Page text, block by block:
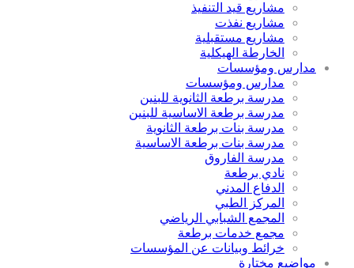
مشاريع قيد التنفيذ
مشاريع نفذت
مشاريع مستقبلية
الخارطة الهيكلية
مدارس ومؤسسات
مدارس ومؤسسات
مدرسة برطعة الثانوية للبنين
مدرسة برطعة الاساسية للبنين
مدرسة بنات برطعة الثانوية
مدرسة بنات برطعة الاساسية
مدرسة الفاروق
نادي برطعة
الدفاع المدني
المركز الطبي
المجمع الشبابي الرياضي
مجمع خدمات برطعة
خرائط وبيانات عن المؤسسات
مواضيع مختارة